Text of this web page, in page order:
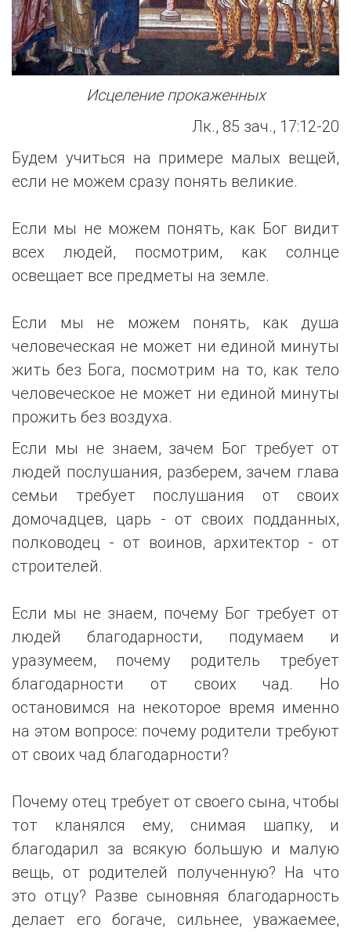
Исцеление прокаженных
Лк., 85 зач., 17:12-20
Будем учиться на примере малых вещей,
если не можем сразу понять великие.
Если мы не можем понять, как Бог видит
всех людей, посмотрим, как солнце
освещает все предметы на земле.
Если мы не можем понять, как душа
человеческая не может ни единой минуты
жить без Бога, посмотрим на то, как тело
человеческое не может ни единой минуты
прожить без воздуха.
Если мы не знаем, зачем Бог требует от
людей послушания, разберем, зачем глава
семьи требует послушания от своих
домочадцев, царь - от своих подданных,
полководец - от воинов, архитектор - от
строителей.
Если мы не знаем, почему Бог требует от
людей благодарности, подумаем и
уразумеем, почему родитель требует
благодарности от своих чад. Но
остановимся на некоторое время именно
на этом вопросе: почему родители требуют
от своих чад благодарности?
Почему отец требует от своего сына, чтобы
тот кланялся ему, снимая шапку, и
благодарил за всякую большую и малую
вещь, от родителей полученную? На что
это отцу? Разве сыновняя благодарность
делает его богаче, сильнее, уважаемее,